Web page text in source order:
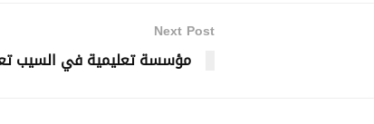
Next Post
مؤسسة تعليمية في السيب